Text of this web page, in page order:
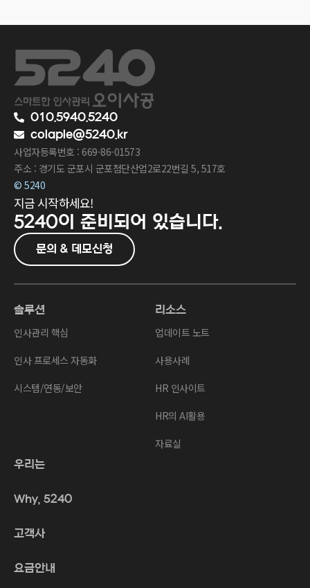
010.5940.5240
colaple@5240.kr
사업자등록번호 : 669-86-01573
주소 : 경기도 군포시 군포첨단산업2로22번길 5, 517호
© 5240
지금 시작하세요!
5240이 준비되어 있습니다.
문의 & 데모신청
솔루션
인사관리 핵심
인사 프로세스 자동화
시스템/연동/보안
리소스
업데이트 노트
사용사례
HR 인사이트
HR의 AI활용
자료실
우리는
Why, 5240
고객사
요금안내